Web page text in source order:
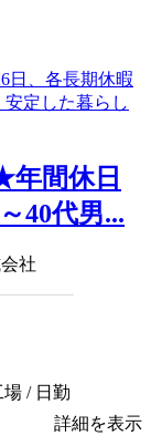
間休日
40代男...
社
/ 日勤
詳細を表示